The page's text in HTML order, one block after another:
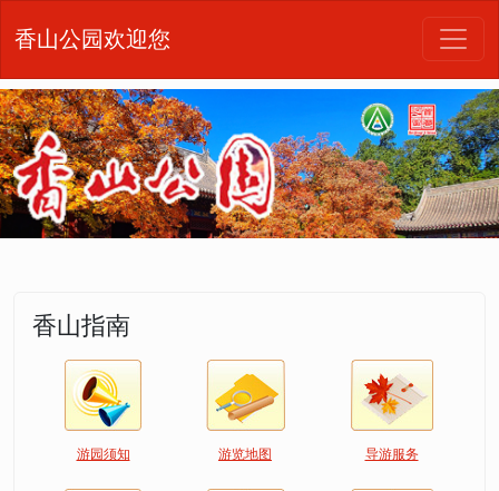
香山公园欢迎您
香山指南
游园须知 游览地图 导游服务